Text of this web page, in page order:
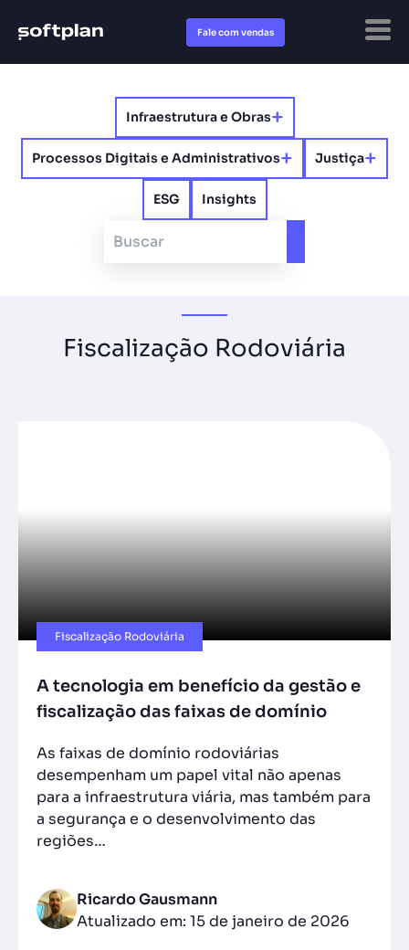
Fale com vendas
Infraestrutura e Obras+
Processos Digitais e Administrativos​+ Justiça+
ESG Insights
Fiscalização Rodoviária
Fiscalização Rodoviária
A tecnologia em benefício da gestão e
fiscalização das faixas de domínio
As faixas de domínio rodoviárias
desempenham um papel vital não apenas
para a infraestrutura viária, mas também para
a segurança e o desenvolvimento das
regiões…
Ricardo Gausmann
Atualizado em: 15 de janeiro de 2026